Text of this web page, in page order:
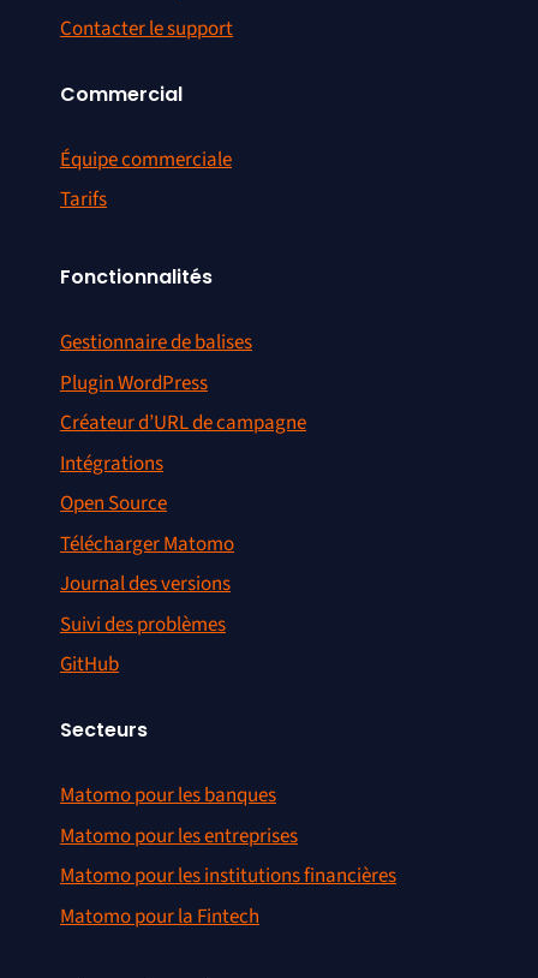
Contacter le support
Commercial
Équipe commerciale
Tarifs
Fonctionnalités
Gestionnaire de balises
Plugin WordPress
Créateur d’URL de campagne
Intégrations
Open Source
Télécharger Matomo
Journal des versions
Suivi des problèmes
GitHub
Secteurs
Matomo pour les banques
Matomo pour les entreprises
Matomo pour les institutions financières
Matomo pour la Fintech